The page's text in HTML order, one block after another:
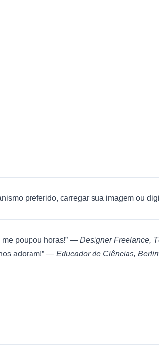
preferido, carregar sua imagem ou
me poupou horas!” — Designer Freelance,
adoram!” — Educador de Ciências,